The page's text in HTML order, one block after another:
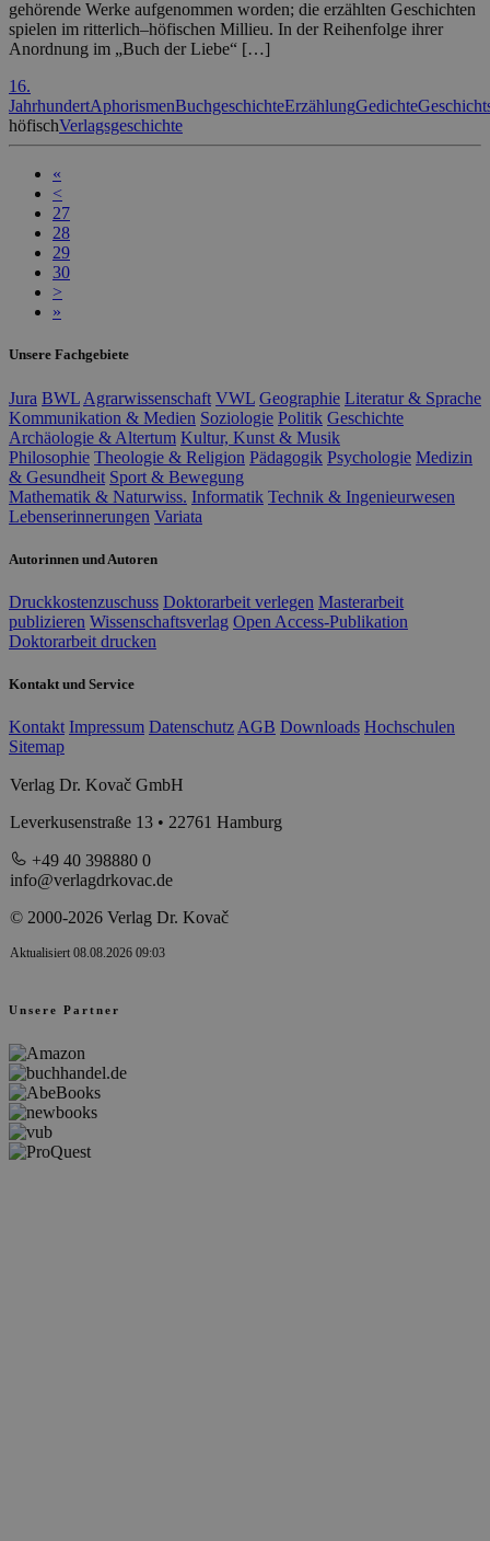
gehörende Werke aufgenommen worden; die erzählten Geschichten
spielen im ritterlich–höfischen Millieu. In der Reihenfolge ihrer
Anordnung im „Buch der Liebe“ […]
16.
JahrhundertAphorismenBuchgeschichteErzählungGedichte
höfischVerlagsgeschichte
«
<
27
28
29
30
>
»
Unsere Fachgebiete
Jura BWL Agrarwissenschaft VWL Geographie Literatur & Sprache
Kommunikation & Medien Soziologie Politik Geschichte
Archäologie & Altertum Kultur, Kunst & Musik
Philosophie Theologie & Religion Pädagogik Psychologie Medizin
& Gesundheit Sport & Bewegung
Mathematik & Naturwiss. Informatik Technik & Ingenieurwesen
Lebenserinnerungen Variata
Autorinnen und Autoren
Druckkostenzuschuss Doktorarbeit verlegen Masterarbeit
publizieren Wissenschaftsverlag Open Access-Publikation
Doktorarbeit drucken
Kontakt und Service
Kontakt Impressum Datenschutz AGB Downloads Hochschulen
Sitemap
Verlag Dr. Kovač GmbH
Leverkusenstraße 13 • 22761 Hamburg
+49 40 398880 0
info@verlagdrkovac.de
© 2000-2026 Verlag Dr. Kovač
Aktualisiert 08.08.2026 09:03
Unsere Partner